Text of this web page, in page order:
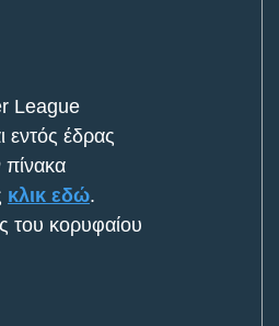
League
εντός έδρας
πίνακα
κλικ εδώ.
του κορυφαίου